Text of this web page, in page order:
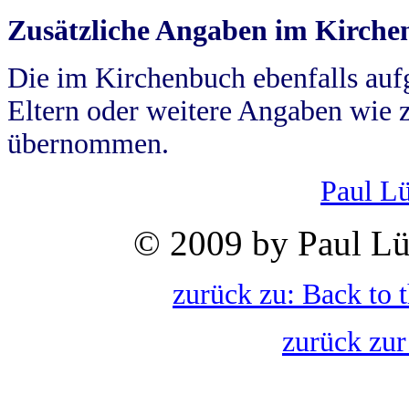
Zusätzliche Angaben im
Die im Kirchenbuch ebenfalls
Eltern oder weitere Angaben wie
übernommen.
Paul
© 2009 by Paul
zurück zu: Back to
zurück